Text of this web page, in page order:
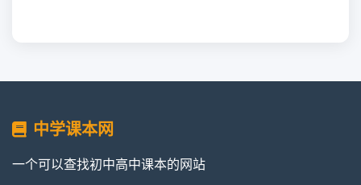
中学课本网
一个可以查找初中高中课本的网站